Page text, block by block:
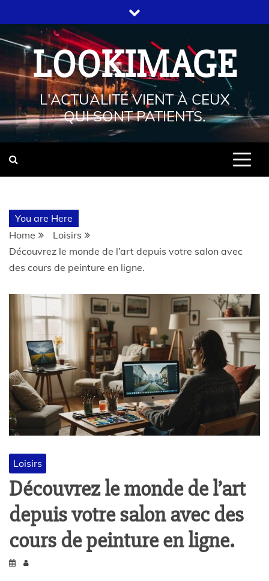
LOOKIMAGE
L'ACTUALITÉ VIENT À CEUX
QUI SONT PATIENTS.
You are Here
Home
Loisirs
Découvrez le monde de l’art depuis votre salon avec
des cours de peinture en ligne.
Loisirs
Découvrez le monde de l’art
depuis votre salon avec des
cours de peinture en ligne.